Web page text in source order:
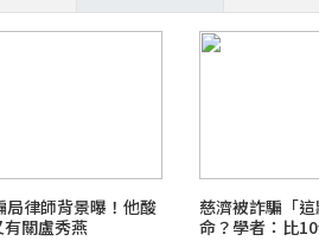
局律師背景曝！他酸
關盧秀燕
慈濟被詐騙「
命？學者：比